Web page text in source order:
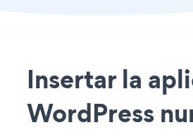
Insertar la
WordPress